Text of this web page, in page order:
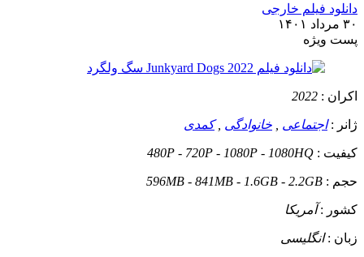
دانلود فیلم خارجی
۳۰ مرداد ۱۴۰۱
پست ويژه
اکران : 2022
ژانر :اجتماعی خانوادگی ,کمدی
کیفیت : 480P - 720P - 1080P - 1080HQ
حجم : 596MB - 841MB - 1.6GB - 2.2GB
کشور :آمریکا
زبان :انگلیسی